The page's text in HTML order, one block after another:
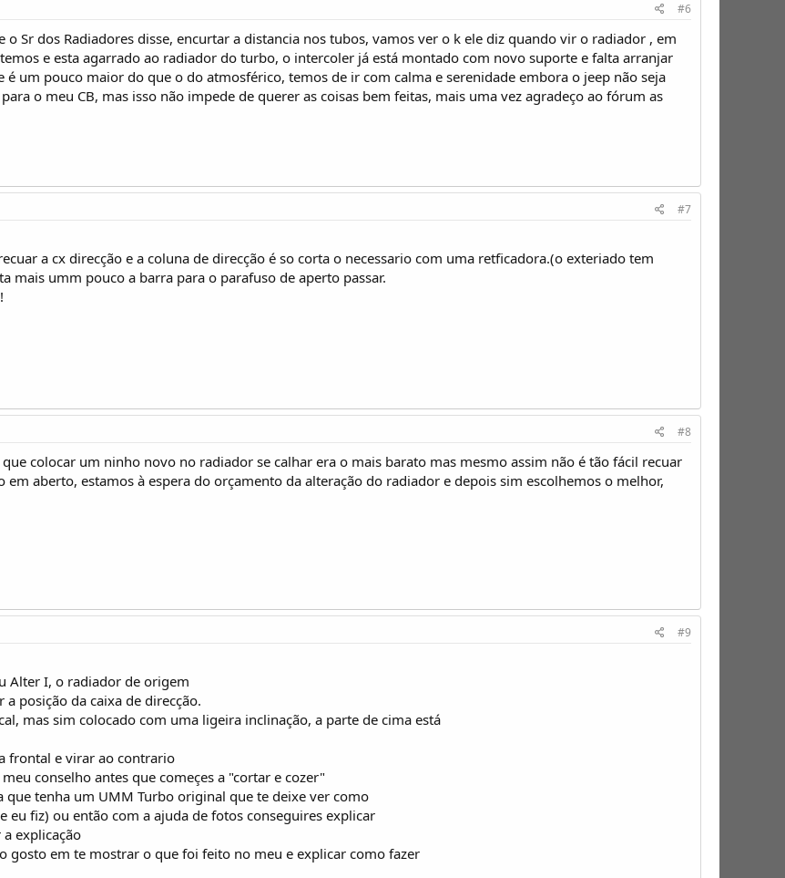
#6
Sr dos Radiadores disse, encurtar a distancia nos tubos, vamos ver o k ele diz quando vir o radiador , em
e esta agarrado ao radiador do turbo, o intercoler já está montado com novo suporte e falta arranjar
é um pouco maior do que o do atmosférico, temos de ir com calma e serenidade embora o jeep não seja
o meu CB, mas isso não impede de querer as coisas bem feitas, mais uma vez agradeço ao fórum as
#7
a cx direcção e a coluna de direcção é so corta o necessario com uma retficadora.(o exteriado tem
mais umm pouco a barra para o parafuso de aperto passar.
#8
colocar um ninho novo no radiador se calhar era o mais barato mas mesmo assim não é tão fácil recuar
em aberto, estamos à espera do orçamento da alteração do radiador e depois sim escolhemos o melhor,
#9
Alter I, o radiador de origem
posição da caixa de direcção.
mas sim colocado com uma ligeira inclinação, a parte de cima está
frontal e virar ao contrario
conselho antes que começes a "cortar e cozer"
que tenha um UMM Turbo original que te deixe ver como
eu fiz) ou então com a ajuda de fotos conseguires explicar
explicação
gosto em te mostrar o que foi feito no meu e explicar como fazer